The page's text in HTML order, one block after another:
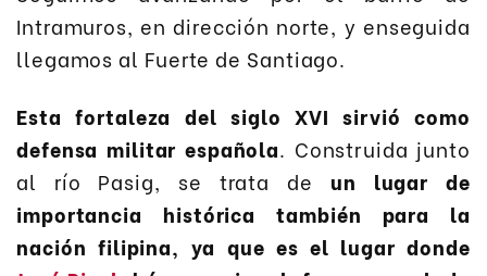
Intramuros, en dirección norte, y enseguida
llegamos al Fuerte de Santiago.
Esta fortaleza del siglo XVI sirvió como
defensa militar española. Construida junto
al río Pasig, se trata de un lugar de
importancia histórica también para la
nación filipina, ya que es el lugar donde